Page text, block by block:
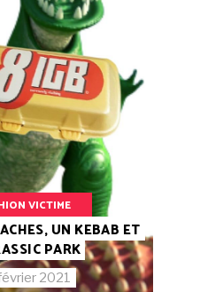
VICTIME
UN KEBAB ET
PARK
2021